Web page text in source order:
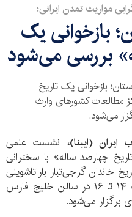
مواریث تمدن ایرانی؛
بازخوانی یک
بررسی می‌شود
بازخوانی یک تاریخ
مطالعات کشورهای وارث
می‌شود.
ایران (ایبنا)، نشست علمی
چهارصد ساله» با سخنرانی
خاندان گرجی‌تبار باراتاشویلی
ساعت ۱۴ تا ۱۶ در سالن خلیج فارس
برگزار می‌شود.